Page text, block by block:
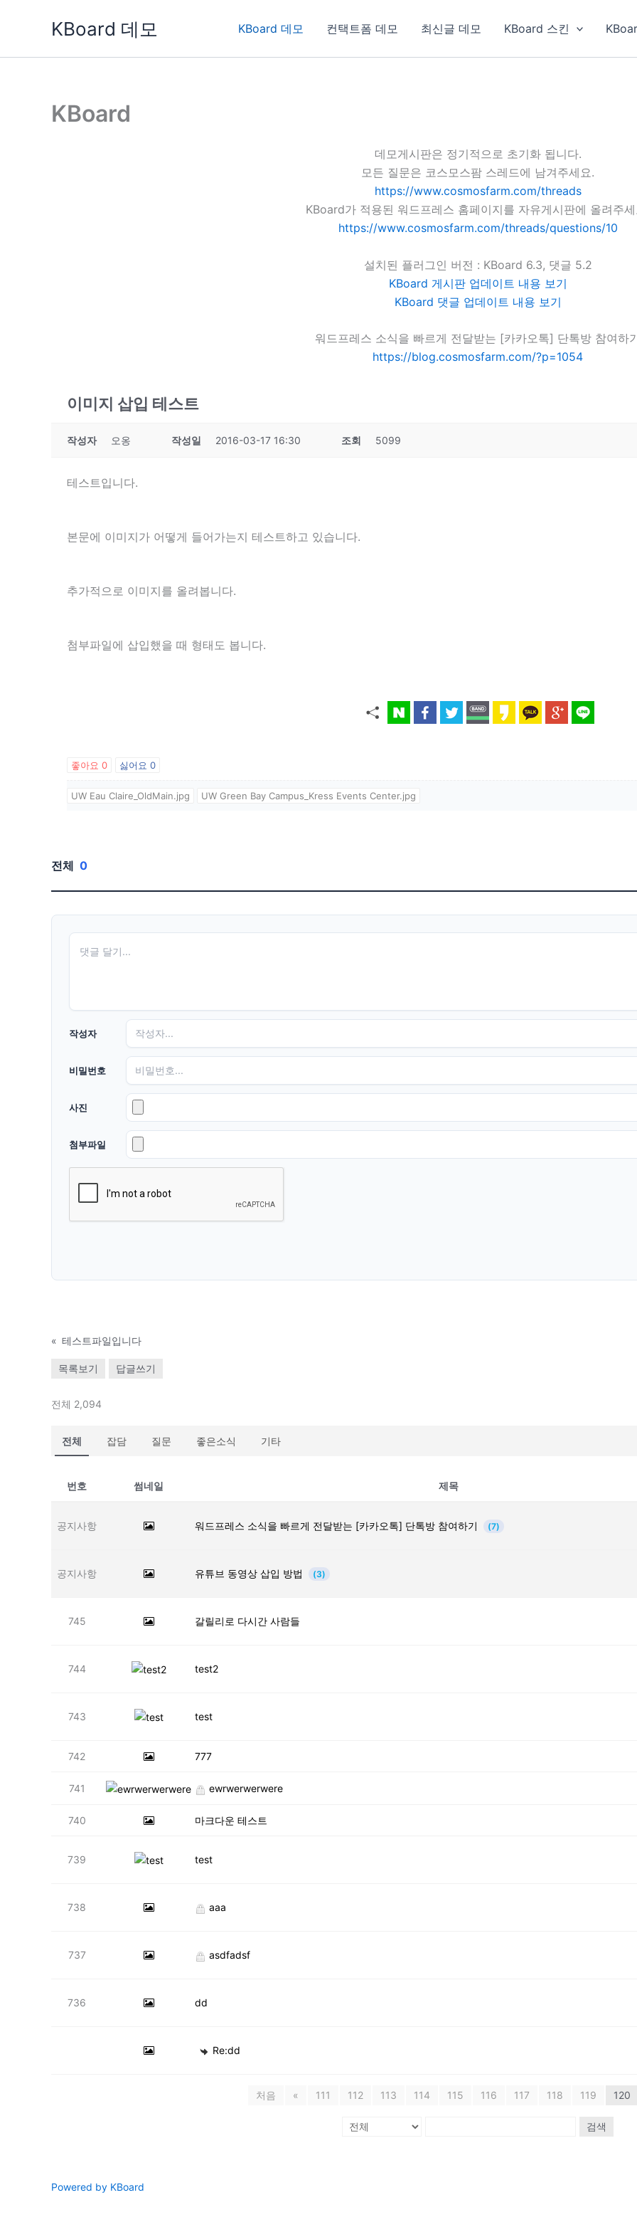
KBoard 데모 KBoard 데모 컨택트폼 데모 최신글 데모 KBoard 스킨
KBoard
데모게시판은 정기적으로 초기화 됩니다.
모든 질문은 코스모스팜 스레드에 남겨주세요.
https://www.cosmosfarm.com/threads
KBoard가 적용된 워드프레스 홈페이지를 자유게시판에 올려주
https://www.cosmosfarm.com/threads/questions/10
설치된 플러그인 버전 : KBoard 6.3, 댓글 5.2
KBoard 게시판 업데이트 내용 보기
KBoard 댓글 업데이트 내용 보기
워드프레스 소식을 빠르게 전달받는 [카카오톡] 단톡방 참여하
https://blog.cosmosfarm.com/?p=1054
이미지 삽입 테스트
작성자 오옹 작성일 2016-03-17 16:30 조회 5099
테스트입니다.
본문에 이미지가 어떻게 들어가는지 테스트하고 있습니다.
추가적으로 이미지를 올려봅니다.
첨부파일에 삽입했을 때 형태도 봅니다.
좋아요 0 싫어요 0
UW Eau Claire_OldMain.jpg UW Green Bay Campus_Kress Events Center.jpg
전체 0
작성자
비밀번호
사진
첨부파일
« 테스트파일입니다
목록보기 답글쓰기
전체 2,094
전체 잡담 질문 좋은소식 기타
번호 썸네일 제목
공지사항 워드프레스 소식을 빠르게 전달받는 [카카오톡] 단톡방 참여하기 (7)
공지사항 유튜브 동영상 삽입 방법 (3)
745 갈릴리로 다시간 사람들
744 test2
743 test
742 777
741 ewrwerwerwere
740 마크다운 테스트
739 test
738 aaa
737 asdfadsf
736 dd
Re:dd
처음 « 111 112 113 114 115 116 117 118 119 120
검색
Powered by KBoard